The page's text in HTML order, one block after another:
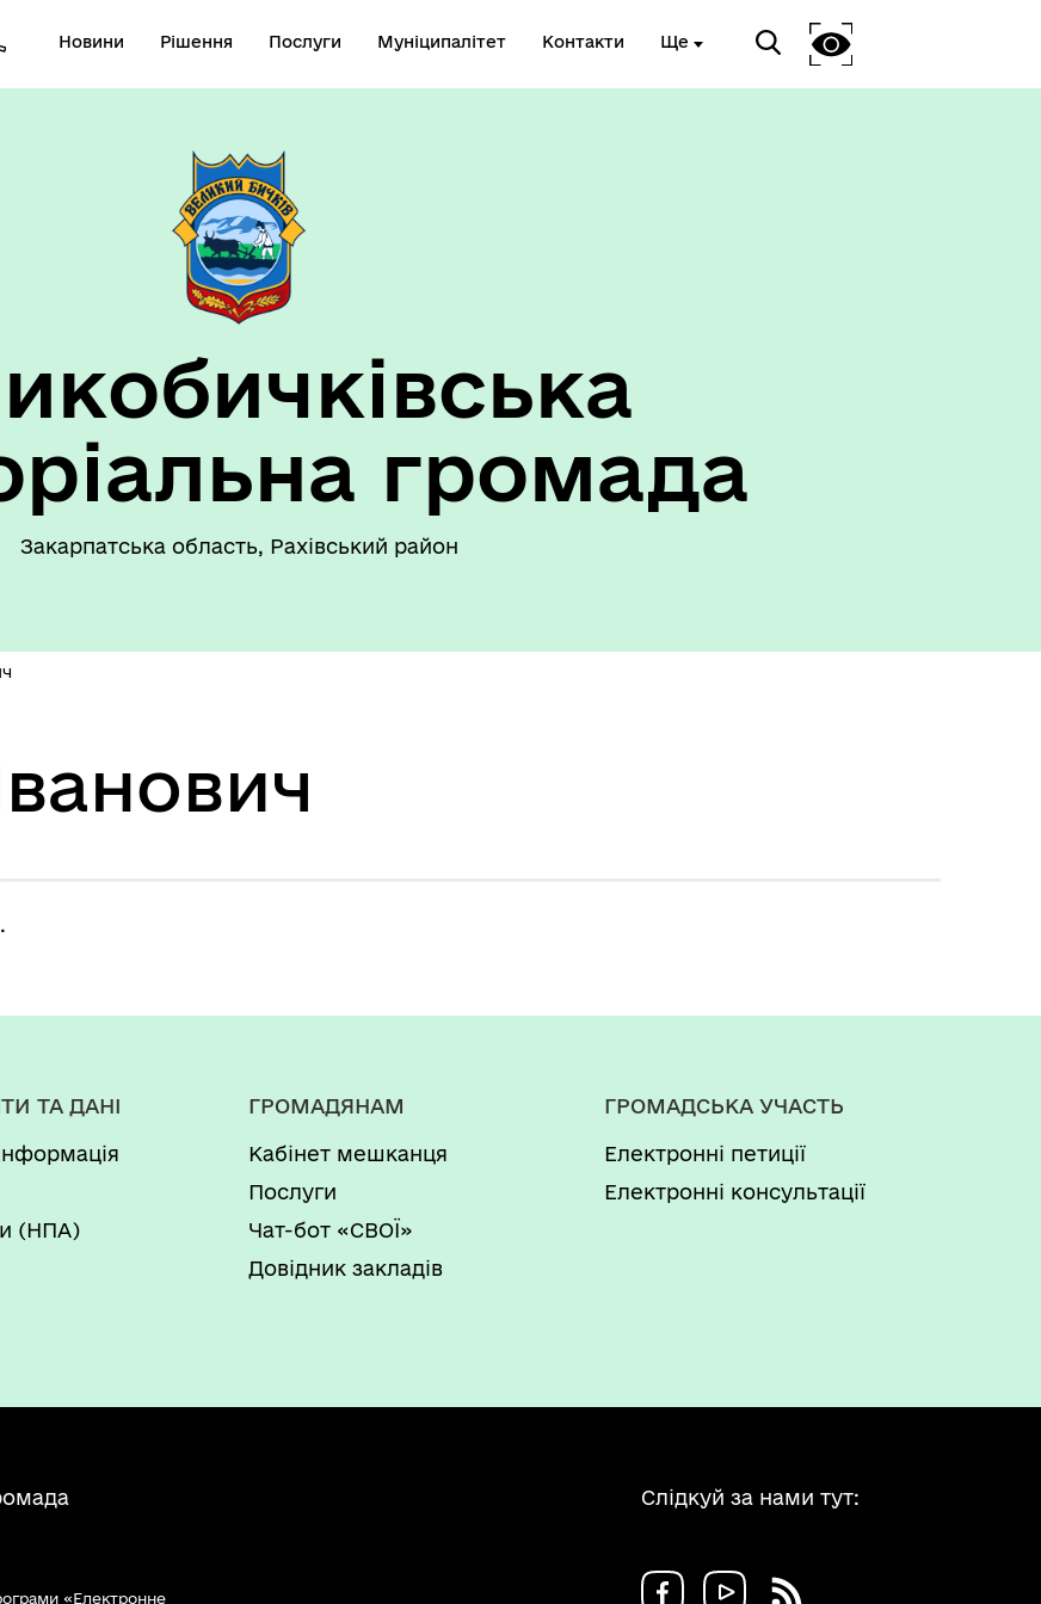
Новини Рішення Послуги Муніципалітет Контакти Ще
Великобичківської ТГ
громада
Закарпатська область, Рахівський район
.
ТА ДАНІ
(НПА)
ГРОМАДЯНАМ
Кабінет мешканця
Послуги
Чат-бот «СВОЇ»
Довідник закладів
ГРОМАДСЬКА УЧАСТЬ
Електронні петиції
Електронні консультації
«Електронне
Слідкуй за нами тут: